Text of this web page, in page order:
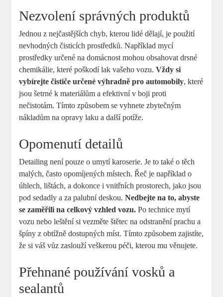
Nezvolení správných produktů
Jednou ‌z nejčastějších chyb,​ kterou‍ lidé dělají, je použití⁤
nevhodných čisticích prostředků. ⁤Například mycí
prostředky určené na domácnost⁣ mohou obsahovat ​drsné
chemikálie, které poškodí lak vašeho ⁤vozu.Vždy si⁣
vybírejte čističe určené výhradně ⁤pro⁢ automobily, které
‍jsou šetrné k materiálům a​ efektivní ⁣v boji ⁤proti
nečistotám.⁢ Tímto způsobem se vyhnete zbytečným
nákladům na opravy ‍laku a další potíže.
Opomenutí detailů
Detailing není‍ pouze o‌ umytí​ karoserie. ‍Je to také o těch
malých, často opomíjených místech. Řeč je⁢ například o
úhlech, lištách, a dokonce‍ i vnitřních prostorech,⁣ jako jsou
pod sedadly a za ​palubní deskou.Nedbejte na to, abyste
se zaměřili na‌ celkový vzhled vozu. Po⁤ technice mytí⁤
vozu nebo leštění si vezměte štětec na odstranění​ prachu a
špíny z obtížně dostupných míst.​ Tímto ⁢způsobem zajistíte,​
že⁣ si váš vůz zaslouží veškerou péči, kterou mu věnujete.
Přehnané používání vosků a
sealantů